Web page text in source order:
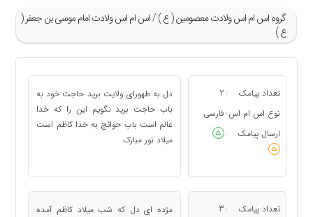
گروه اس ام اس ولادت معصومین ( ع ) / اس ام اس ولادت امام موسی بن جعفر (
ع )
تعداد پیامک :
2
نوع اس ام اس : فارسی
ارسال پیامک
:
دل به طهورای ولایت برید حاجت خود به
باب حاجت برید نگویم این را که خدا
عالم است باب حوائج به خدا کاظم است
میلاد نور مبارک
تعداد پیامک :
3
مژده ای دل که شب میلاد کاظم آمده